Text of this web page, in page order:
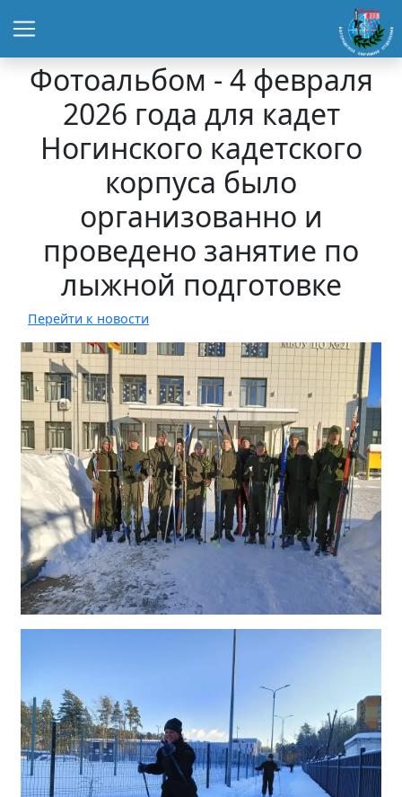
Фотоальбом - 4 февраля
2026 года для кадет
Ногинского кадетского
корпуса было
организованно и
проведено занятие по
лыжной подготовке
Перейти к новости